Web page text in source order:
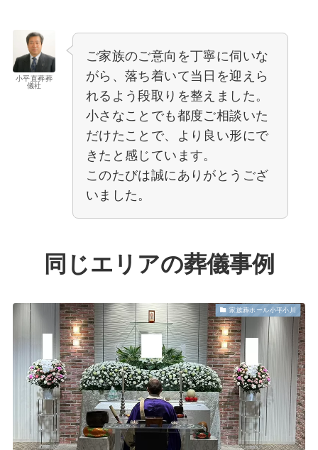
小平直葬葬
儀社
ご家族のご意向を丁寧に伺いな
がら、落ち着いて当日を迎えら
れるよう段取りを整えました。
小さなことでも都度ご相談いた
だけたことで、より良い形にで
きたと感じています。
このたびは誠にありがとうござ
いました。
同じエリアの葬儀事例
家族葬ホール小平小川